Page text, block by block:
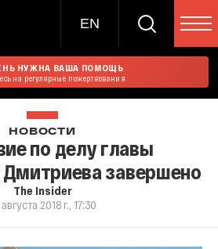
EN
НУЖНА ВАША ПОМОЩЬ
на регулярные пожертвования
НОВОСТИ
по делу главы
завершено
The Insider
2018 г., 17:30